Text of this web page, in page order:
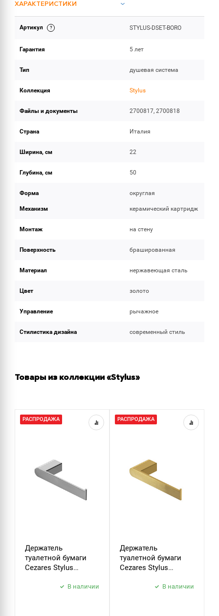
ХАРАКТЕРИСТИКИ
ИНСТРУКЦИИ И ДОКУМЕНТАЦИЯ
Артикул STYLUS-DSET-BORO
Гарантия 5 лет
Тип душевая система
Коллекция Stylus
Файлы и документы 2700817, 2700818
Страна Италия
Ширина, см 22
Глубина, см 50
Форма округлая
Механизм керамический картридж
Монтаж на стену
Поверхность брашированная
Материал нержавеющая сталь
Цвет золото
Управление рычажное
Стилистика дизайна современный стиль
Товары из коллекции «Stylus»
РАСПРОДАЖА
Держатель
туалетной бумаги
Cezares Stylus
В наличии
РАСПРОДАЖА
Держатель
туалетной бумаги
Cezares Stylus
брашированноеВ наличии